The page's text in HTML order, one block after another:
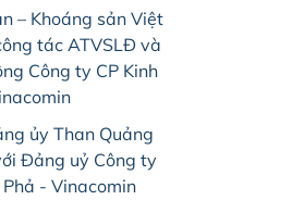
– Khoáng sản Việt
tác ATVSLĐ và
Công ty CP Kinh
ủy Than Quảng
Đảng uỷ Công ty
- Vinacomin